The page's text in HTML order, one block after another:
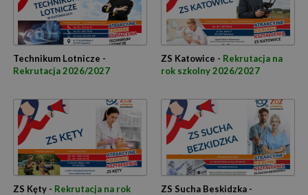
Technikum Lotnicze -
Rekrutacja 2026/2027
ZS Katowice - Rekrutacja na
rok szkolny 2026/2027
ZS Kęty - Rekrutacja na rok
ZS Sucha Beskidzka -